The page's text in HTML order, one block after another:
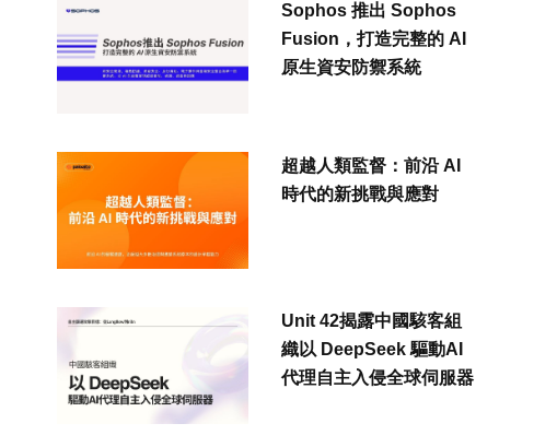
Sophos 推出 Sophos
Fusion，打造完整的 AI
原生資安防禦系統
超越人類監督：前沿 AI
時代的新挑戰與應對
Unit 42揭露中國駭客組
織以 DeepSeek 驅動AI
代理自主入侵全球伺服器